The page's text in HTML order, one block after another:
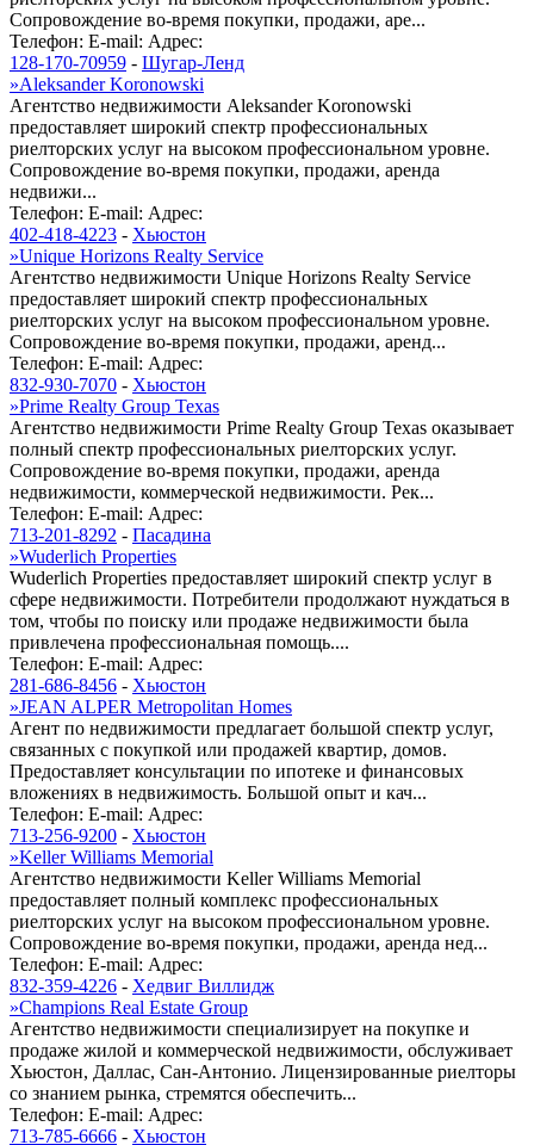
Сопровождение во-время покупки, продажи, аре...
Телефон: E-mail: Адрес:
128-170-70959 - Шугар-Ленд
»Aleksander Koronowski
Агентство недвижимости Aleksander Koronowski
предоставляет широкий спектр профессиональных
риелторских услуг на высоком профессиональном уровне.
Сопровождение во-время покупки, продажи, аренда
недвижи...
Телефон: E-mail: Адрес:
402-418-4223 - Хьюстон
»Unique Horizons Realty Service
Агентство недвижимости Unique Horizons Realty Service
предоставляет широкий спектр профессиональных
риелторских услуг на высоком профессиональном уровне.
Сопровождение во-время покупки, продажи, аренд...
Телефон: E-mail: Адрес:
832-930-7070 - Хьюстон
»Prime Realty Group Texas
Агентство недвижимости Prime Realty Group Texas оказывает
полный спектр профессиональных риелторских услуг.
Сопровождение во-время покупки, продажи, аренда
недвижимости, коммерческой недвижимости. Рек...
Телефон: E-mail: Адрес:
713-201-8292 - Пасадина
»Wuderlich Properties
Wuderlich Properties предоставляет широкий спектр услуг в
сфере недвижимости. Потребители продолжают нуждаться в
том, чтобы по поиску или продаже недвижимости была
привлечена профессиональная помощь....
Телефон: E-mail: Адрес:
281-686-8456 - Хьюстон
»JEAN ALPER Metropolitan Homes
Агент по недвижимости предлагает большой спектр услуг,
связанных с покупкой или продажей квартир, домов.
Предоставляет консультации по ипотеке и финансовых
вложениях в недвижимость. Большой опыт и кач...
Телефон: E-mail: Адрес:
713-256-9200 - Хьюстон
»Keller Williams Memorial
Агентство недвижимости Keller Williams Memorial
предоставляет полный комплекс профессиональных
риелторских услуг на высоком профессиональном уровне.
Сопровождение во-время покупки, продажи, аренда нед...
Телефон: E-mail: Адрес:
832-359-4226 - Хедвиг Виллидж
»Champions Real Estate Group
Агентство недвижимости специализирует на покупке и
продаже жилой и коммерческой недвижимости, обслуживает
Хьюстон, Даллас, Сан-Антонио. Лицензированные риелторы
со знанием рынка, стремятся обеспечить...
Телефон: E-mail: Адрес:
713-785-6666 - Хьюстон